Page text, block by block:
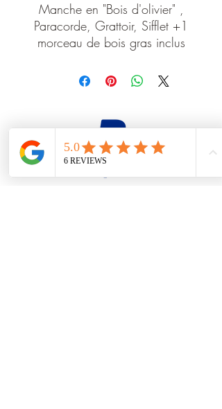
Manche en "Bois d'olivier" ,
Paracorde, Grattoir, Sifflet +1
morceau de bois gras inclus